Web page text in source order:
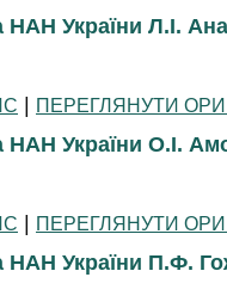
НАН України Л.І.
| ПЕРЕГЛЯНУТИ
НАН України О.І.
| ПЕРЕГЛЯНУТИ
НАН України П.Ф.